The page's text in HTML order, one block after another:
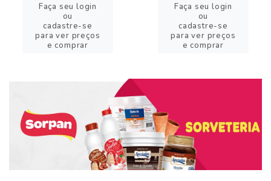
Faça seu login
ou
cadastre-se
para ver preços
e comprar
Faça seu login
ou
cadastre-se
para ver preços
e comprar